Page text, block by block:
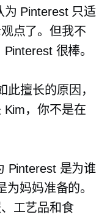
为 Pinterest 只适
点了。但我不
很棒。
此擅长的原因，
，你不是在
Pinterest 是为谁
妈妈准备的。
工艺品和食